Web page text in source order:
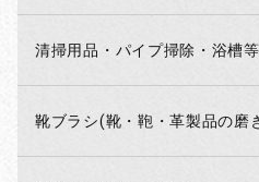
清掃用品・パイプ掃除・浴槽等
靴ブラシ(靴・鞄・革製品の磨